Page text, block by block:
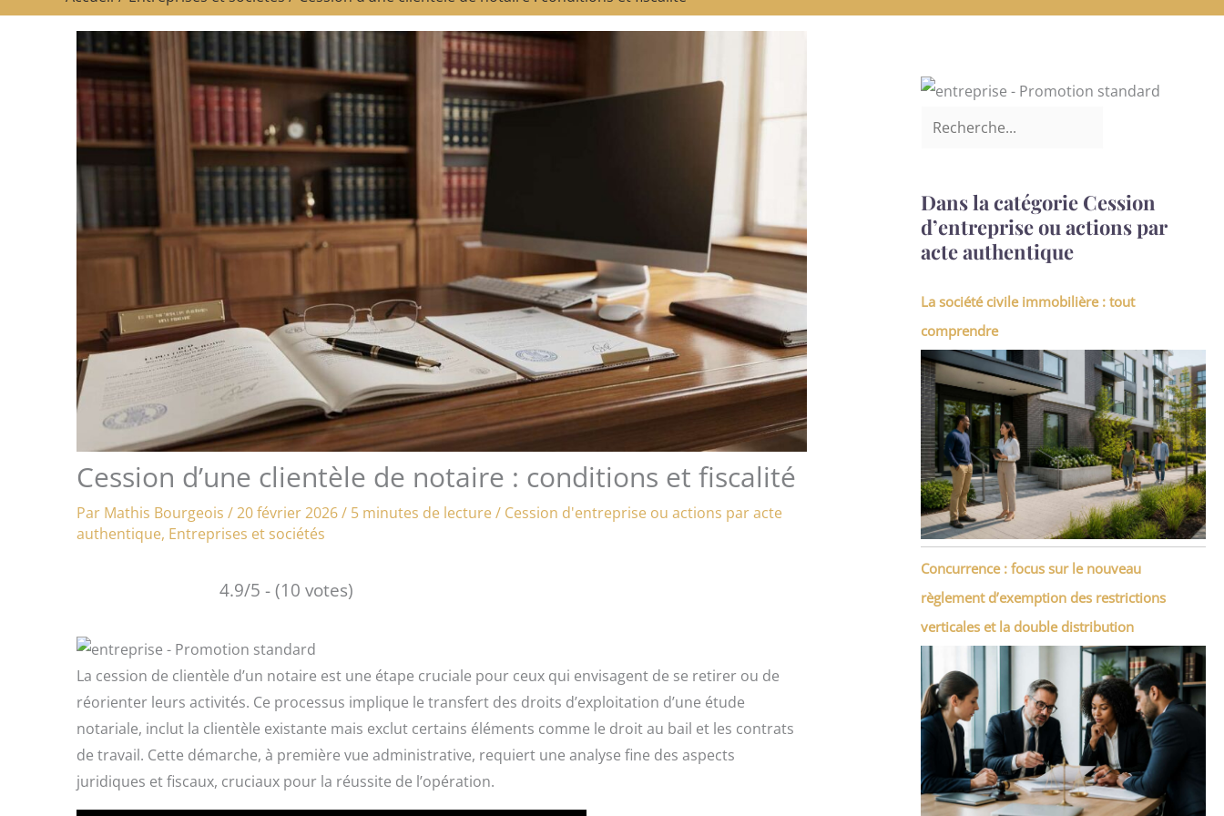
Cession d’une clientèle de notaire : conditions et fiscalité
Par Mathis Bourgeois /20 février 2026/ 5 minutes de lecture/ Cession d'entreprise ou actions par acte
authentique, Entreprises et sociétés
4.9/5 - (10 votes)
La cession de clientèle d’un notaire est une étape cruciale pour ceux qui envisagent de se retirer ou de
réorienter leurs activités. Ce processus implique le transfert des droits d’exploitation d’une étude
notariale, inclut la clientèle existante mais exclut certains éléments comme le droit au bail et les contrats
de travail. Cette démarche, à première vue administrative, requiert une analyse fine des aspects
juridiques et fiscaux, cruciaux pour la réussite de l’opération.
Dans la catégorie Cession
d’entreprise ou actions par
acte authentique
La société civile immobilière : tout
comprendre
Concurrence : focus sur le nouveau
règlement d’exemption des restrictions
verticales et la double distribution